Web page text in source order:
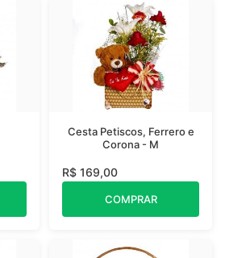
Cesta Petiscos, Ferrero e
Corona - M
R$ 169,00
COMPRAR